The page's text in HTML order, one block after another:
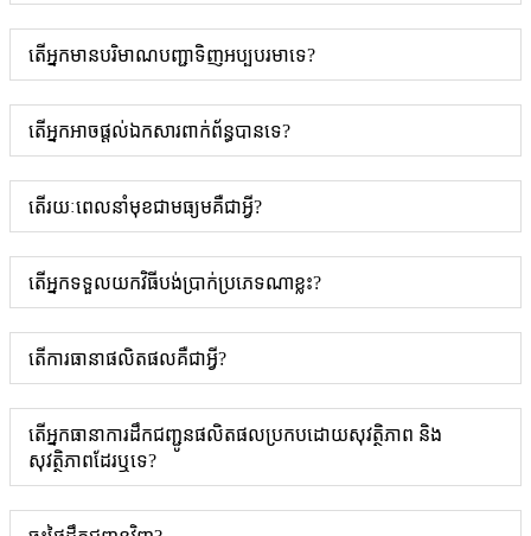
តើអ្នកមានបរិមាណបញ្ជាទិញអប្បបរមាទេ?
តើអ្នកអាចផ្តល់ឯកសារពាក់ព័ន្ធបានទេ?
តើរយៈពេលនាំមុខជាមធ្យមគឺជាអ្វី?
តើអ្នកទទួលយកវិធីបង់ប្រាក់ប្រភេទណាខ្លះ?
តើការធានាផលិតផលគឺជាអ្វី?
តើអ្នកធានាការដឹកជញ្ជូនផលិតផលប្រកបដោយសុវត្ថិភាព និង
សុវត្ថិភាពដែរឬទេ?